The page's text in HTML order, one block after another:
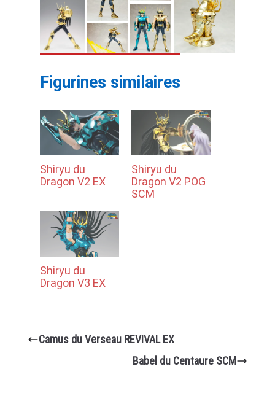
Figurines similaires
Shiryu du
Dragon V2 EX
Shiryu du
Dragon V2 POG
SCM
Shiryu du
Dragon V3 EX
Camus du Verseau REVIVAL EX
Babel du Centaure SCM